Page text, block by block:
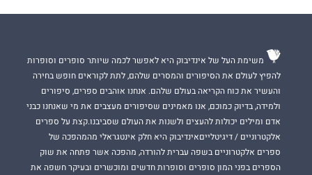
משימת העל של אינדיבוק היא לאפשר לכמה שיותר סופרים וסופרות
להפיץ לעולם את הסיפורים והמסרים שלהם, לתת לקוראים חופש בחירה
והעשיר את כוח הקריאה בעולם שלהם. אנחנו אוהבים ספרים, סיפורים
ולמידה, בדיוק כמוכם, אנו מאמינים שסיפורים מעצבים את מי שאנחנו כבני
אדם ומילים יכולות להעצים ולשנות את העולם שסביבנו.קצת על ספרים
אלקטרוניים / דיגיטלייםאינדיבוק היא חלק אינטגראלי מהמהפכה של
ספרים אלקטרוניים בשפה עברית להורדה, מהפכה אשר פתחה את שוק
הספרים בפני המון סופרים וסופרות חדשים ומוכשרים ובעיקר חשפה את